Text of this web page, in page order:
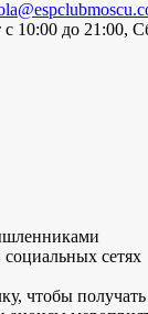
10:00 до 21:00,
сетях
чтобы получать